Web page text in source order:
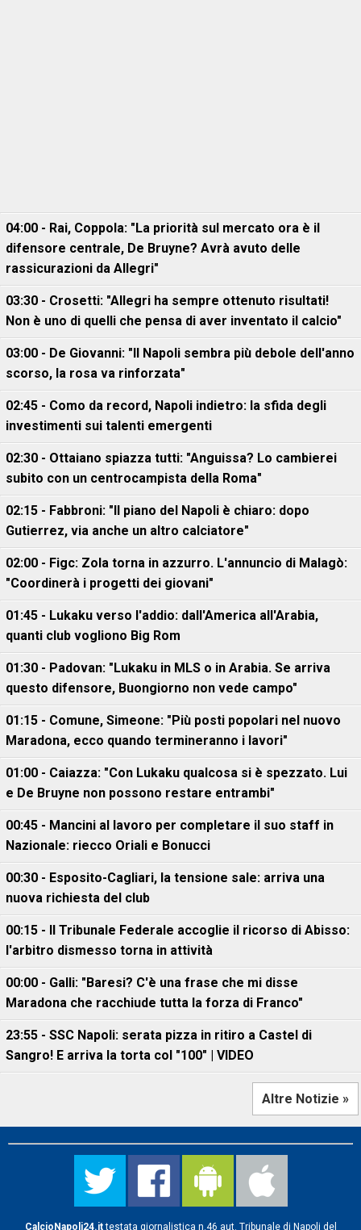
04:00 - Rai, Coppola: "La priorità sul mercato ora è il
difensore centrale, De Bruyne? Avrà avuto delle
rassicurazioni da Allegri"
03:30 - Crosetti: "Allegri ha sempre ottenuto risultati!
Non è uno di quelli che pensa di aver inventato il calcio"
03:00 - De Giovanni: "Il Napoli sembra più debole dell'anno
scorso, la rosa va rinforzata"
02:45 - Como da record, Napoli indietro: la sfida degli
investimenti sui talenti emergenti
02:30 - Ottaiano spiazza tutti: "Anguissa? Lo cambierei
subito con un centrocampista della Roma"
02:15 - Fabbroni: "Il piano del Napoli è chiaro: dopo
Gutierrez, via anche un altro calciatore"
02:00 - Figc: Zola torna in azzurro. L'annuncio di Malagò:
"Coordinerà i progetti dei giovani"
01:45 - Lukaku verso l'addio: dall'America all'Arabia,
quanti club vogliono Big Rom
01:30 - Padovan: "Lukaku in MLS o in Arabia. Se arriva
questo difensore, Buongiorno non vede campo"
01:15 - Comune, Simeone: "Più posti popolari nel nuovo
Maradona, ecco quando termineranno i lavori"
01:00 - Caiazza: "Con Lukaku qualcosa si è spezzato. Lui
e De Bruyne non possono restare entrambi"
00:45 - Mancini al lavoro per completare il suo staff in
Nazionale: riecco Oriali e Bonucci
00:30 - Esposito-Cagliari, la tensione sale: arriva una
nuova richiesta del club
00:15 - Il Tribunale Federale accoglie il ricorso di Abisso:
l'arbitro dismesso torna in attività
00:00 - Galli: "Baresi? C'è una frase che mi disse
Maradona che racchiude tutta la forza di Franco"
23:55 - SSC Napoli: serata pizza in ritiro a Castel di
Sangro! E arriva la torta col "100" | VIDEO
Altre Notizie »
CalcioNapoli24.ittestata giornalistica n.46 aut. Tribunale di Napoli del